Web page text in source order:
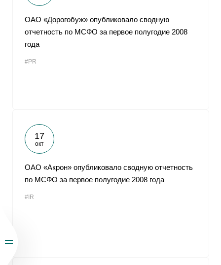
ОАО «Дорогобуж» опубликовало сводную
отчетность по МСФО за первое полугодие 2008
года
#PR
17
окт
ОАО «Акрон» опубликовало сводную отчетность
по МСФО за первое полугодие 2008 года
#IR